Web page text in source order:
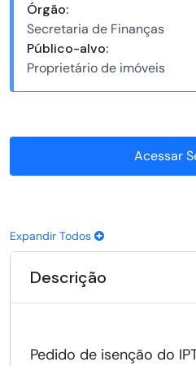
Órgão:
Secretaria de Finanças
Público-alvo:
Proprietário de imóveis
Acessar
Expandir Todos
Descrição
Pedido de isenção do